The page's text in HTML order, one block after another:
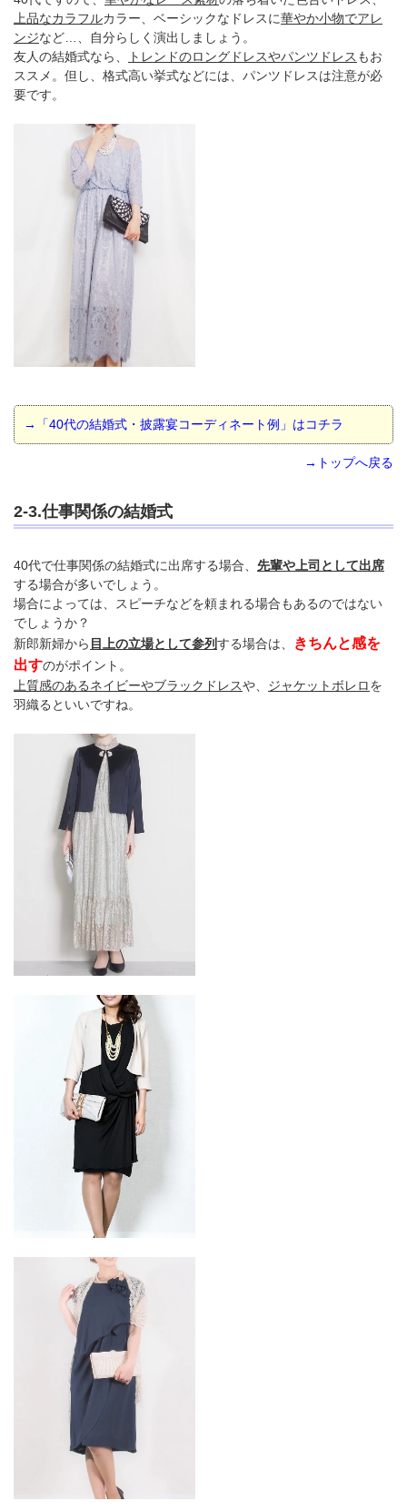
上品なカラフルカラー、ベーシックなドレスに華やか小物でアレ
ンジなど…、自分らしく演出しましょう。
友人の結婚式なら、
トレンドのロングドレスやパンツドレス もお
ススメ。但し、格式高い挙式などには、パンツドレスは注意が必
要です。
→「40代の結婚式・披露宴コーディネート例」はコチラ
→トップへ戻る
2-3.仕事関係の結婚式
40代で仕事関係の結婚式に出席する場合、 先輩や上司として出席
する場合が多いでしょう。
場合によっては、スピーチなどを頼まれる場合もあるのではない
でしょうか？
新郎新婦から 目上の立場として参列する場合は、
きちんと感を
出すのがポイント。
上質感のあるネイビーやブラックドレスや、 ジャケットボレロを
羽織るといいですね。